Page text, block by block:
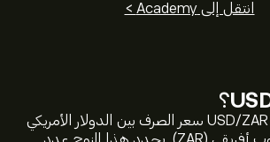
؟
يمثل زوج العملات USD/ZAR سعر الصرف بين الدولار الأمريكي
انتقل إلى Academy >